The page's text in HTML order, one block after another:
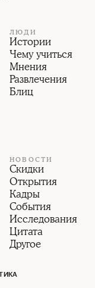
ЛЮДИ
Истории
Чему учиться
Мнения
Развлечения
Блиц
НОВОСТИ
Скидки
Открытия
Кадры
События
Исследования
Цитата
Другое